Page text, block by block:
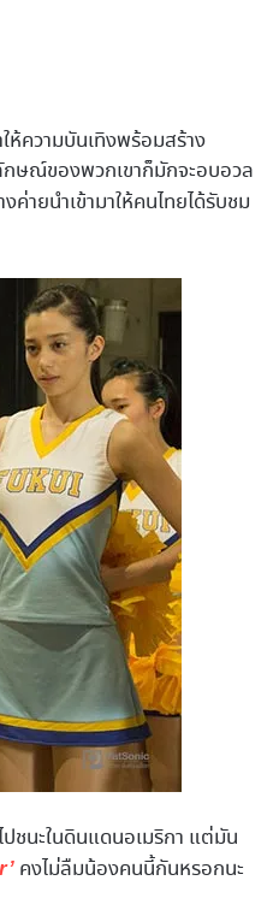
ห้ความบันเทิงพร้อมสร้าง
ษณ์ของพวกเขาก็มักจะอบอวล
ายนำเข้ามาให้คนไทยได้รับชม
ชนะในดินแดนอเมริกา แต่มัน
คงไม่ลืมน้องคนนี้กันหรอกนะ